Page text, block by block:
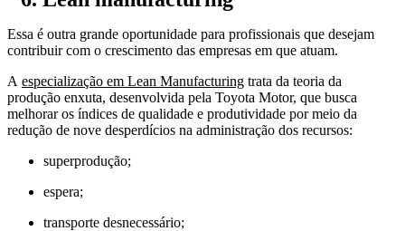
Essa é outra grande oportunidade para profissionais que desejam
contribuir com o crescimento das empresas em que atuam.
A especialização em Lean Manufacturing trata da teoria da
produção enxuta, desenvolvida pela Toyota Motor, que busca
melhorar os índices de qualidade e produtividade por meio da
redução de nove desperdícios na administração dos recursos:
superprodução;
espera;
transporte desnecessário;